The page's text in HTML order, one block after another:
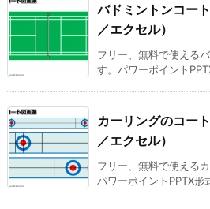
バドミントンコー
／エクセル）
フリー、無料で使える
す。パワーポイント
カーリングのコー
／エクセル）
フリー、無料で使える
パワーポイントPPTX形